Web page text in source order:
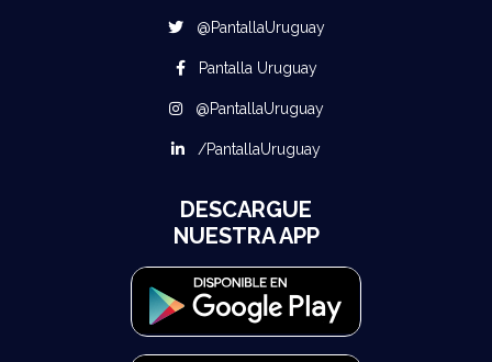
@PantallaUruguay
Pantalla Uruguay
@PantallaUruguay
/PantallaUruguay
DESCARGUE
NUESTRA APP